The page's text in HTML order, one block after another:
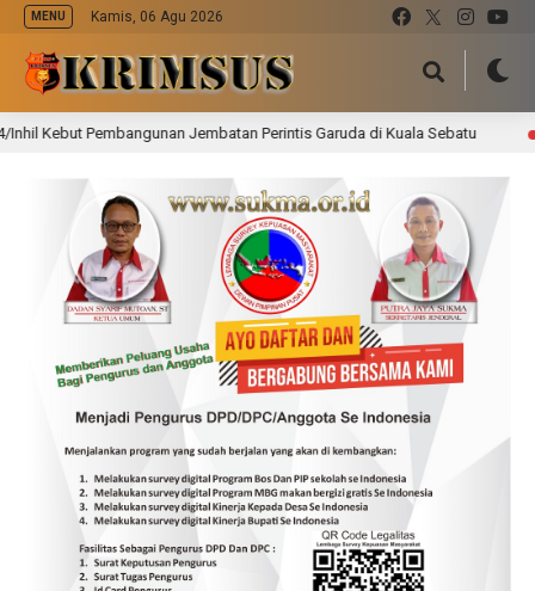
MENU Kamis, 06 Agu 2026
Pembangunan Jembatan Perintis Garuda di Kuala Sebatu 1